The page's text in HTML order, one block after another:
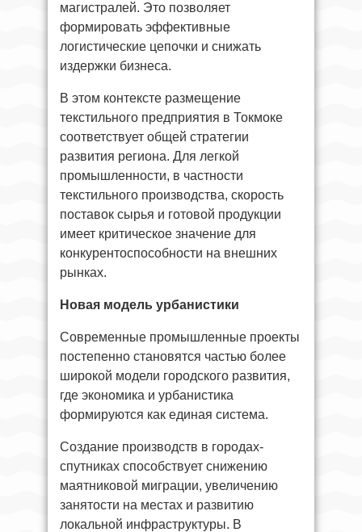
магистралей. Это позволяет
формировать эффективные
логистические цепочки и снижать
издержки бизнеса.
В этом контексте размещение
текстильного предприятия в Токмоке
соответствует общей стратегии
развития региона. Для легкой
промышленности, в частности
текстильного производства, скорость
поставок сырья и готовой продукции
имеет критическое значение для
конкурентоспособности на внешних
рынках.
Новая модель урбанистики
Современные промышленные проекты
постепенно становятся частью более
широкой модели городского развития,
где экономика и урбанистика
формируются как единая система.
Создание производств в городах-
спутниках способствует снижению
маятниковой миграции, увеличению
занятости на местах и развитию
локальной инфраструктуры. В